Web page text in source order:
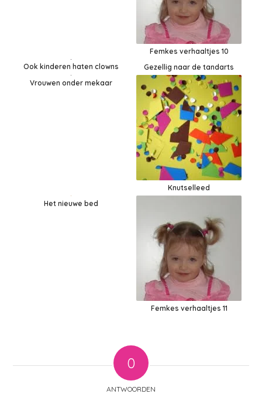
Femkes verhaaltjes 10
Ook kinderen haten clowns
Gezellig naar de tandarts
Vrouwen onder mekaar
Knutselleed
Het nieuwe bed
Femkes verhaaltjes 11
0
ANTWOORDEN